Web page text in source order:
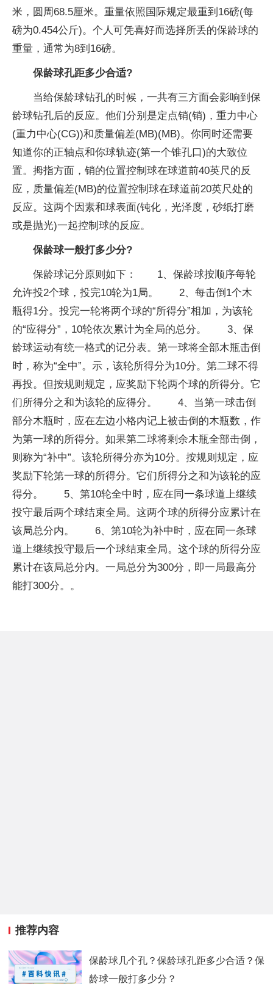
米，圆周68.5厘米。重量依照国际规定最重到16磅(每
磅为0.454公斤)。个人可凭喜好而选择所丢的保龄球的
重量，通常为8到16磅。
保龄球孔距多少合适?
当给保龄球钻孔的时候，一共有三方面会影响到保
龄球钻孔后的反应。他们分别是定点销(销)，重力中心
(重力中心(CG))和质量偏差(MB)(MB)。你同时还需要
知道你的正轴点和你球轨迹(第一个锥孔口)的大致位
置。拇指方面，销的位置控制球在球道前40英尺的反
应，质量偏差(MB)的位置控制球在球道前20英尺处的
反应。这两个因素和球表面(钝化，光泽度，砂纸打磨
或是抛光)一起控制球的反应。
保龄球一般打多少分?
保龄球记分原则如下： 1、保龄球按顺序每轮
允许投2个球，投完10轮为1局。 2、每击倒1个木
瓶得1分。投完一轮将两个球的“所得分”相加，为该轮
的“应得分”，10轮依次累计为全局的总分。 3、保
龄球运动有统一格式的记分表。第一球将全部木瓶击倒
时，称为“全中”。示，该轮所得分为10分。第二球不得
再投。但按规则规定，应奖励下轮两个球的所得分。它
们所得分之和为该轮的应得分。 4、当第一球击倒
部分木瓶时，应在左边小格内记上被击倒的木瓶数，作
为第一球的所得分。如果第二球将剩余木瓶全部击倒，
则称为“补中”。该轮所得分亦为10分。按规则规定，应
奖励下轮第一球的所得分。它们所得分之和为该轮的应
得分。 5、第10轮全中时，应在同一条球道上继续
投守最后两个球结束全局。这两个球的所得分应累计在
该局总分内。 6、第10轮为补中时，应在同一条球
道上继续投守最后一个球结束全局。这个球的所得分应
累计在该局总分内。一局总分为300分，即一局最高分
能打300分。。
推荐内容
保龄球几个孔？保龄球孔距多少合适？保
龄球一般打多少分？